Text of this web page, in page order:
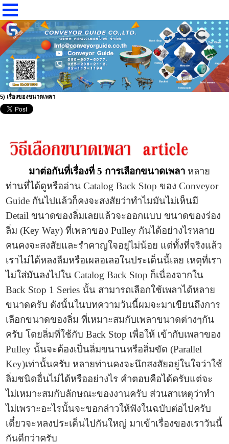
5) เรื่องของขนาดเพลา
มาต่อกันที่เรื่องที่ 5 การเลือกขนาดเพลา หลาย
ท่านที่ได้ดูหรืออ่าน Catalog Back Stop ของ Conveyor
Guide กันไปแล้วก็คงจะสงสัยว่าทำไมมันไม่เห็นมี
Detail ขนาดของลิ่มเลยแล้วจะออกแบบ ขนาดของร่อง
ลิ่ม (Key Way) ที่เพลาของ Pulley กันได้อย่างไรหลาย
คนคงจะสงสัยและรำคาญใจอยู่ไม่น้อย แต่ทั้งที่จริงแล้ว
เราไม่ได้หลงลืมหรือเผลอเลอในประเด็นนี้เลย เหตุที่เรา
ไม่ใส่มันลงไปใน Catalog Back Stop ก็เนื่องจากใน
Back Stop 1 Series นั้น สามารถเลือกใช้เพลาได้หลาย
ขนาดครับ ดังนั้นในบทความวันนี้ผมจะมาเขียนถึงการ
เลือกขนาดของลิ่ม ที่เหมาะสมกับเพลาขนาดต่างๆกัน
ครับ โดยลิ่มที่ใช้กับ Back Stop เพื่อให้ เข้ากับเพลาของ
Pulley นั้นจะต้องเป็นลิ่มขนานหรือลิ่มขัด (Parallel
Key)เท่านั้นครับ หลายท่านคงจะนึกสงสัยอยู่ในใจว่าใช้
ลิ่มชนิดอื่นไม่ได้หรืออย่างไร คำตอบคือได้ครับแต่จะ
ไม่เหมาะสมกับลักษณะของงานครับ ส่วนสาเหตุว่าทำ
ไม่เพราะอะไรนั้นจะขอกล่าวให้ฟังในฉบับต่อไปครับ
เดี๋ยวจะหลงประเด็นไปกันใหญ่ มาเข้าเรื่องของเราวันนี้
กันดีกว่าครับ